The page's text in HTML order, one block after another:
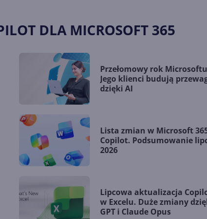
DLA MICROSOFT 365
Przełomowy rok
Jego klienci budują
dzięki AI
Lista zmian w Microsoft
Copilot. Podsumowanie
2026
Lipcowa aktualizacja
w Excelu. Duże zmiany
GPT i Claude Opus